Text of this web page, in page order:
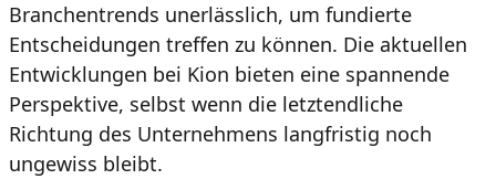
Branchentrends unerlässlich, um fundierte
Entscheidungen treffen zu können. Die aktuellen
Entwicklungen bei Kion bieten eine spannende
Perspektive, selbst wenn die letztendliche
Richtung des Unternehmens langfristig noch
ungewiss bleibt.